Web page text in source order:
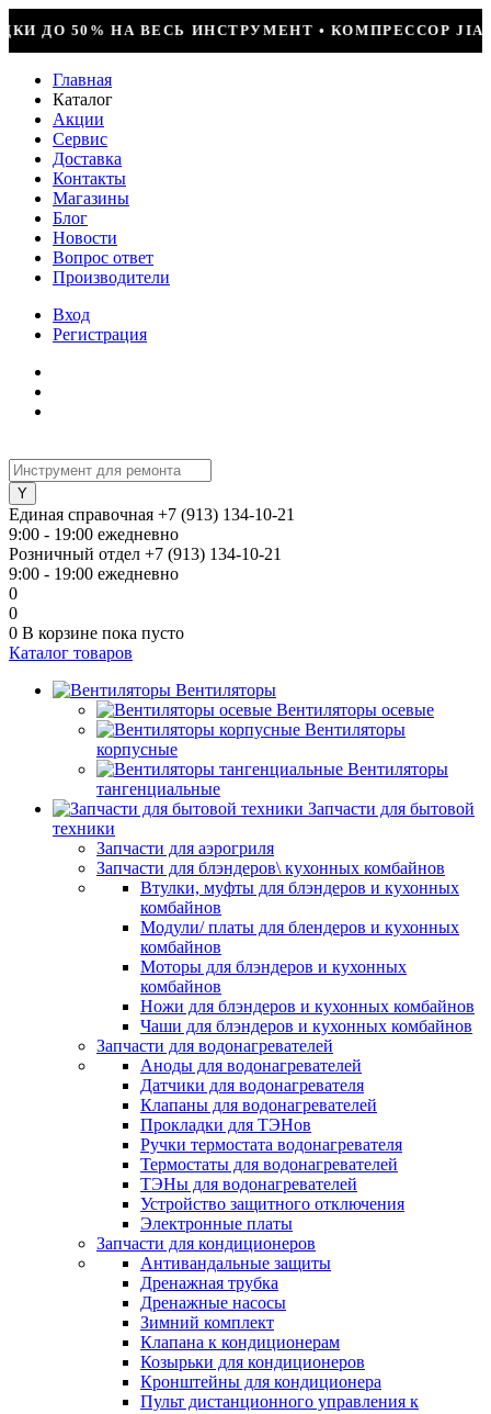
• КОМПРЕССОР JIAXIPERA T1114YB, 170ВТ, R-
Главная
Каталог
Акции
Сервис
Доставка
Контакты
Магазины
Блог
Новости
Вопрос ответ
Производители
Вход
Регистрация
Единая справочная +7 (913) 134-10-21
9:00 - 19:00 ежедневно
Розничный отдел +7 (913) 134-10-21
9:00 - 19:00 ежедневно
0
0
0 В корзине пока пусто
Каталог товаров
Вентиляторы
Вентиляторы осевые
Вентиляторы
корпусные
Вентиляторы
тангенциальные
Запчасти для бытовой
техники
Запчасти для аэрогриля
Запчасти для блэндеров\ кухонных комбайнов
Втулки, муфты для блэндеров и кухонных
комбайнов
Модули/ платы для блендеров и кухонных
комбайнов
Моторы для блэндеров и кухонных
комбайнов
Ножи для блэндеров и кухонных комбайнов
Чаши для блэндеров и кухонных комбайнов
Запчасти для водонагревателей
Аноды для водонагревателей
Датчики для водонагревателя
Клапаны для водонагревателей
Прокладки для ТЭНов
Ручки термостата водонагревателя
Термостаты для водонагревателей
ТЭНы для водонагревателей
Устройство защитного отключения
Электронные платы
Запчасти для кондиционеров
Антивандальные защиты
Дренажная трубка
Дренажные насосы
Зимний комплект
Клапана к кондиционерам
Козырьки для кондиционеров
Кронштейны для кондиционера
Пульт дистанционного управления к